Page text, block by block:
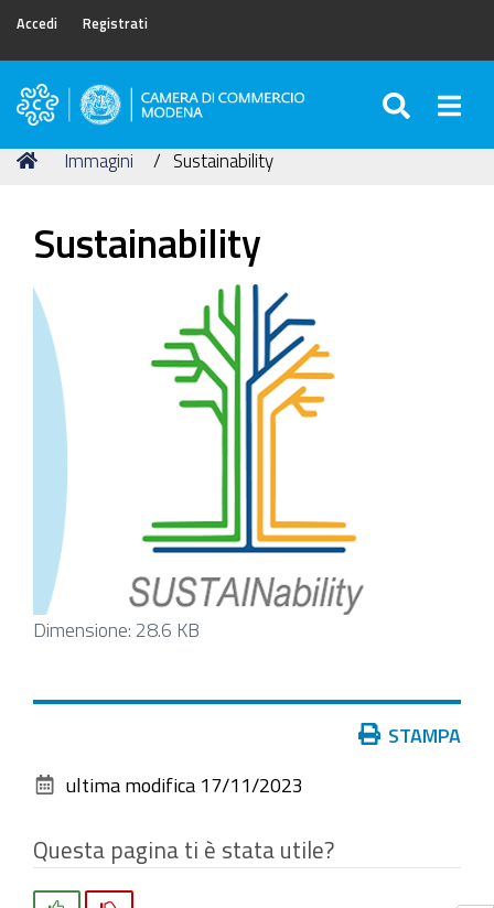
Accedi Registrati
Camera
Commercio
Tu
Home
Immagini Sustainability
Sustainability
Clicca
dimensioni
Dimensione: 28.6 KB
documento
STAMPA
ultima modifica 17/11/2023
Questa pagina ti è stata utile?